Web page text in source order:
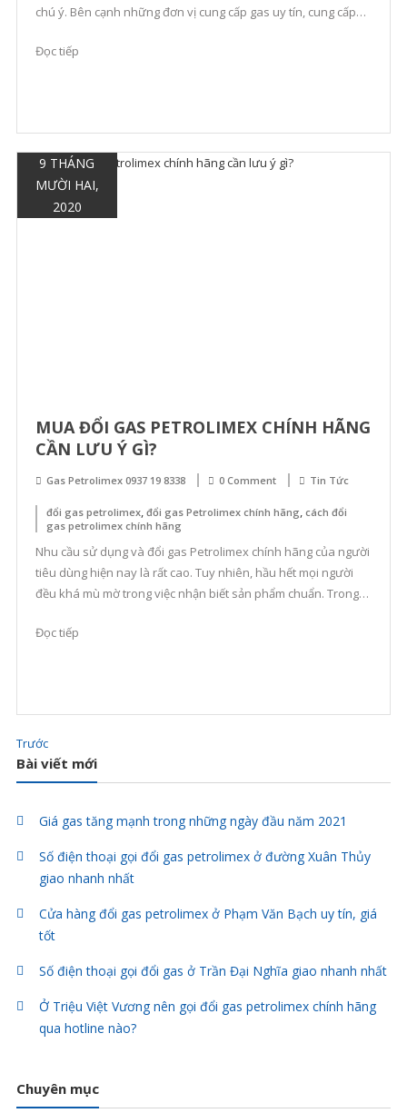
chú ý. Bên cạnh những đơn vị cung cấp gas uy tín, cung cấp
Cùng gaspetro.net […]
Đọc tiếp
9 THÁNG
MƯỜI HAI,
2020
MUA ĐỔI GAS PETROLIMEX CHÍNH HÃNG
CẦN LƯU Ý GÌ?
Gas Petrolimex 0937 19 8338 0 Comment Tin Tức
đổi gas petrolimex, đổi gas Petrolimex chính hãng, cách đổi
gas petrolimex chính hãng
Nhu cầu sử dụng và đổi gas Petrolimex chính hãng của người
tiêu dùng hiện nay là rất cao. Tuy nhiên, hầu hết mọi người
đều khá mù mờ trong việc nhận biết sản phẩm chuẩn. Trong
mua đổi gas petrolimex chính hãng. […]
Đọc tiếp
Trước
Bài viết mới
Giá gas tăng mạnh trong những ngày đầu năm 2021
Số điện thoại gọi đổi gas petrolimex ở đường Xuân Thủy
giao nhanh nhất
Cửa hàng đổi gas petrolimex ở Phạm Văn Bạch uy tín, giá
tốt
Số điện thoại gọi đổi gas ở Trần Đại Nghĩa giao nhanh nhất
Ở Triệu Việt Vương nên gọi đổi gas petrolimex chính hãng
qua hotline nào?
Chuyên mục